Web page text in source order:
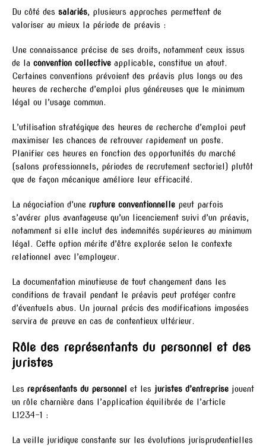
Du côté des salariés, plusieurs approches permettent de
valoriser au mieux la période de préavis :
Une connaissance précise de ses droits, notamment ceux issus
de la convention collective applicable, constitue un atout.
Certaines conventions prévoient des préavis plus longs ou des
heures de recherche d’emploi plus généreuses que le minimum
légal ou l’usage commun.
L’utilisation stratégique des heures de recherche d’emploi peut
maximiser les chances de retrouver rapidement un poste.
Planifier ces heures en fonction des opportunités du marché
(salons professionnels, périodes de recrutement sectoriel) plutôt
que de façon mécanique améliore leur efficacité.
La négociation d’une rupture conventionnelle peut parfois
s’avérer plus avantageuse qu’un licenciement suivi d’un préavis,
notamment si elle inclut des indemnités supérieures au minimum
légal. Cette option mérite d’être explorée selon le contexte
relationnel avec l’employeur.
La documentation minutieuse de tout changement dans les
conditions de travail pendant le préavis peut protéger contre
d’éventuels abus. Un journal précis des modifications imposées
servira de preuve en cas de contentieux ultérieur.
Rôle des représentants du personnel et des
juristes
Les représentants du personnel et les juristes d’entreprise jouent
un rôle charnière dans l’application équilibrée de l’article
L1234-1 :
La veille juridique constante sur les évolutions jurisprudentielles